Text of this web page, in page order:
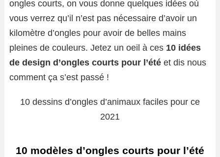
ongles courts, on vous donne quelques idées où
vous verrez qu’il n’est pas nécessaire d’avoir un
kilomètre d’ongles pour avoir de belles mains
pleines de couleurs. Jetez un oeil à ces 10 idées
de design d’ongles courts pour l’été et dis nous
comment ça s’est passé !
10 dessins d’ongles d’animaux faciles pour ce
2021
10 modèles d’ongles courts pour l’été